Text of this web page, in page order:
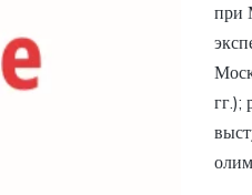
при
гг.);